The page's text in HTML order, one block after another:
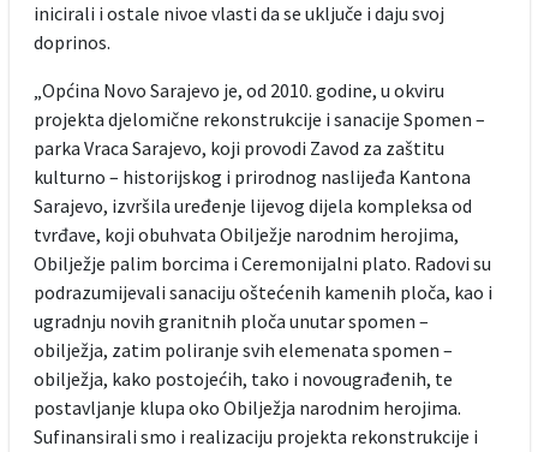
inicirali i ostale nivoe vlasti da se uključe i daju svoj
doprinos.
„Općina Novo Sarajevo je, od 2010. godine, u okviru
projekta djelomične rekonstrukcije i sanacije Spomen –
parka Vraca Sarajevo, koji provodi Zavod za zaštitu
kulturno – historijskog i prirodnog naslijeđa Kantona
Sarajevo, izvršila uređenje lijevog dijela kompleksa od
tvrđave, koji obuhvata Obilježje narodnim herojima,
Obilježje palim borcima i Ceremonijalni plato. Radovi su
podrazumijevali sanaciju oštećenih kamenih ploča, kao i
ugradnju novih granitnih ploča unutar spomen –
obilježja, zatim poliranje svih elemenata spomen –
obilježja, kako postojećih, tako i novougrađenih, te
postavljanje klupa oko Obilježja narodnim herojima.
Sufinansirali smo i realizaciju projekta rekonstrukcije i